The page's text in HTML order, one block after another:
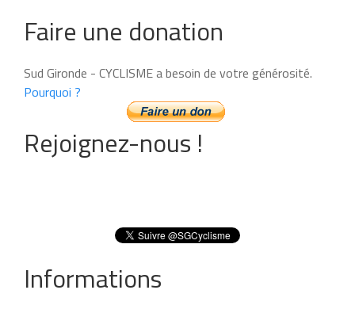
Faire une donation
Sud Gironde - CYCLISME a besoin de votre générosité.
Pourquoi ?
Rejoignez-nous !
Informations